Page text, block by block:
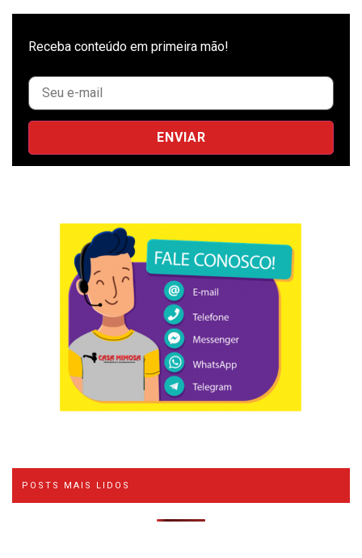
Receba conteúdo em primeira mão!
POSTS MAIS LIDOS